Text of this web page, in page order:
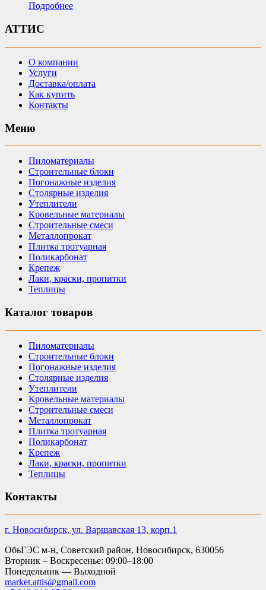
Подробнее
АТТИС
О компании
Услуги
Доставка/оплата
Как купить
Контакты
Меню
Пиломатериалы
Строительные блоки
Погонажные изделия
Столярные изделия
Утеплители
Кровельные материалы
Строительные смеси
Металлопрокат
Плитка тротуарная
Поликарбонат
Крепеж
Лаки, краски, пропитки
Теплицы
Каталог товаров
Пиломатериалы
Строительные блоки
Погонажные изделия
Столярные изделия
Утеплители
Кровельные материалы
Строительные смеси
Металлопрокат
Плитка тротуарная
Поликарбонат
Крепеж
Лаки, краски, пропитки
Теплицы
Контакты
г. Новосибирск, ул. Варшавская 13, корп.1
ОбьГЭС м-н, Советский район, Новосибирск, 630056
Вторник – Воскресенье: 09:00–18:00
Понедельник — Выходной
market.attis@gmail.com